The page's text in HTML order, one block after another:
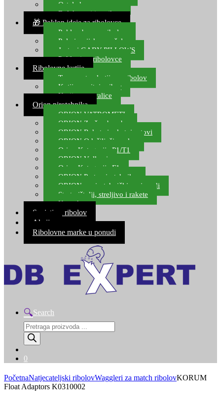
Ostala kamp oprema
Dalekozori i optika
🎁 Poklon ideje za ribolovce
Poklon bon za ribolov
Polarizacijske naočale
Jastuci GABY PILLOWS
Pokloni za ribolovce
Ribolovne kutije
Transportne kutije za ribolov
Kutije za sitni pribor
Kutije za varalice
Orion pirotehnika
ORION VATROMETI
ORION Zračne bombe
ORION Rakete i raketni setovi
ORION Odašiljači zvuka
Orion Kategorija P1/T1
ORION Vulkani
Orion Kategorija F1
ORION Party pirotehnika
ORION nepirotehnički proizvodi
Start pištolji, streljivo i rakete
Kontakt
Savjeti za ribolov
Akcija
Ribolovne marke u ponudi
Search
Products
search
0
PočetnaNatjecateljski ribolovWaggleri za match ribolovKORUM
Float Adaptors K0310002